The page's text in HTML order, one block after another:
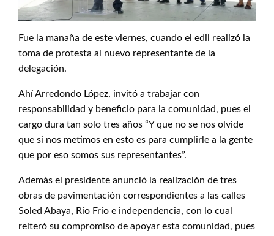
Fue la manaña de este viernes, cuando el edil realizó la
toma de protesta al nuevo representante de la
delegación.
Ahí Arredondo López, invitó a trabajar con
responsabilidad y beneficio para la comunidad, pues el
cargo dura tan solo tres años “Y que no se nos olvide
que si nos metimos en esto es para cumplirle a la gente
que por eso somos sus representantes”.
Además el presidente anunció la realización de tres
obras de pavimentación correspondientes a las calles
Soled Abaya, Río Frío e independencia, con lo cual
reiteró su compromiso de apoyar esta comunidad, pues